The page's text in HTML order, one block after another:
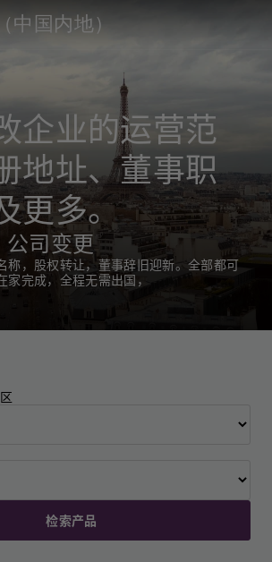
中国内地）
企业的运营范
地址、董事职
更多。
公司变更
称，股权转让，董事辞旧迎新。全部都可
完成，全程无需出国，
检索产品